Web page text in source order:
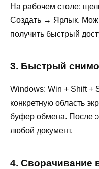
На рабочем столе:
Создать → Ярлык.
получить быстрый
3. Быстрый
Windows: Win + Shift +
конкретную область
буфер обмена. После
любой документ.
4. Сворачивание